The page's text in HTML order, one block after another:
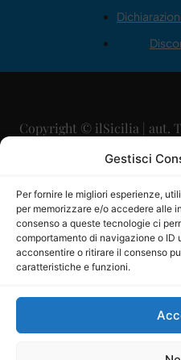
Gestisci
Per fornire le migliori esperienze,
per memorizzare e/o accedere alle
consenso a queste tecnologie ci
comportamento di navigazione o ID
acconsentire o ritirare il consenso
caratteristiche e funzioni.
Copyright © ilSicilia | aut.
29/
Direttore
Direttore
P.IVA:
Mercurio Comunicazione
iscritta al Registro degli